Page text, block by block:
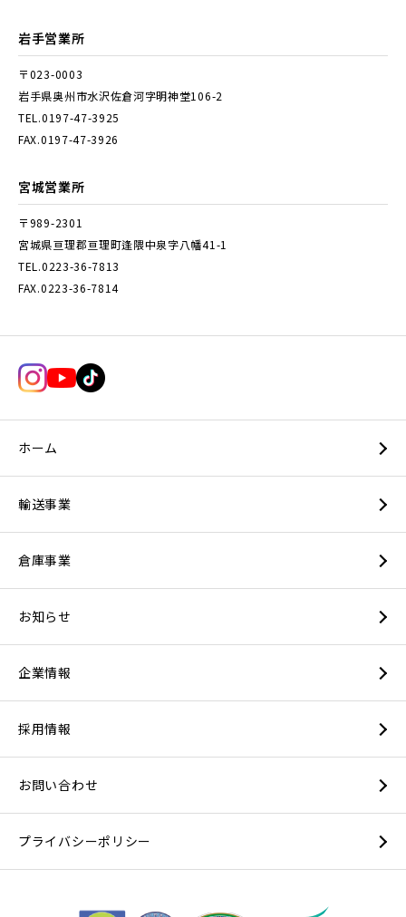
岩手営業所
〒023-0003
岩手県奥州市水沢佐倉河字明神堂106-2
TEL.0197-47-3925
FAX.0197-47-3926
宮城営業所
〒989-2301
宮城県亘理郡亘理町逢隈中泉字八幡41-1
TEL.0223-36-7813
FAX.0223-36-7814
ホーム
輸送事業
倉庫事業
お知らせ
企業情報
採用情報
お問い合わせ
プライバシーポリシー